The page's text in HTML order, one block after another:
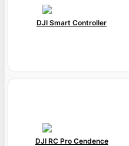
DJI Smart Controller
DJI RC Pro Cendence